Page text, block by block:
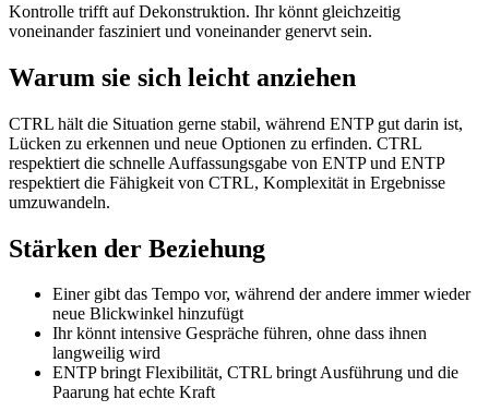
Kontrolle trifft auf Dekonstruktion. Ihr könnt gleichzeitig
voneinander fasziniert und voneinander genervt sein.
Warum sie sich leicht anziehen
CTRL hält die Situation gerne stabil, während ENTP gut darin ist,
Lücken zu erkennen und neue Optionen zu erfinden. CTRL
respektiert die schnelle Auffassungsgabe von ENTP und ENTP
respektiert die Fähigkeit von CTRL, Komplexität in Ergebnisse
umzuwandeln.
Stärken der Beziehung
Einer gibt das Tempo vor, während der andere immer wieder
neue Blickwinkel hinzufügt
Ihr könnt intensive Gespräche führen, ohne dass ihnen
langweilig wird
ENTP bringt Flexibilität, CTRL bringt Ausführung und die
Paarung hat echte Kraft